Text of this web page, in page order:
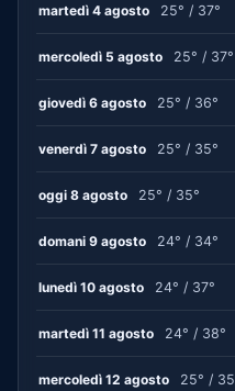
martedì 4 agosto 25° / 37°
mercoledì 5 agosto 25° / 37°
giovedì 6 agosto 25° / 36°
venerdì 7 agosto 25° / 35°
oggi 8 agosto 25° / 35°
domani 9 agosto 24° / 34°
lunedì 10 agosto 24° / 37°
martedì 11 agosto 24° / 38°
mercoledì 12 agosto 25° /